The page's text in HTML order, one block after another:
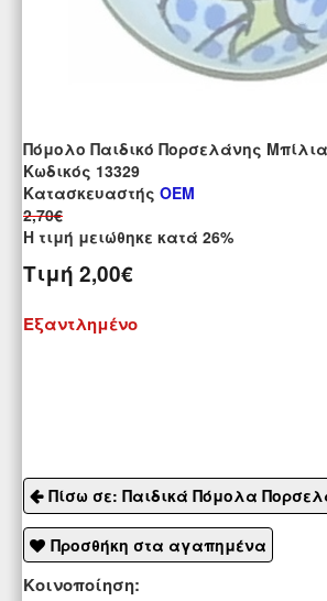
Πόμολο Παιδικό Πορσελάνης Μπίλια
Kωδικός 13329
Κατασκευαστής OEM
2,70€
Η τιμή μειώθηκε κατά 26%
Τιμή 2,00€
Εξαντλημένο
Πίσω σε: Παιδικά Πόμολα
Προσθήκη στα αγαπημένα
Κοινοποίηση: